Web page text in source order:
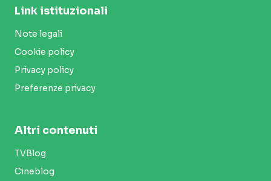
Link istituzionali
Note legali
Cookie policy
Privacy policy
Preferenze privacy
Altri contenuti
TVBlog
Cineblog